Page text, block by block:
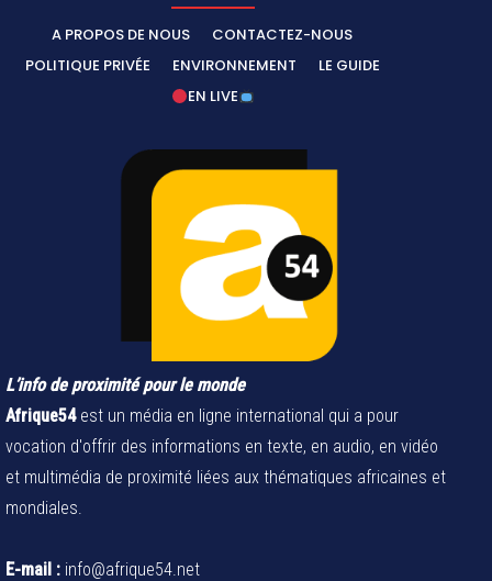
A PROPOS DE NOUS
CONTACTEZ-NOUS
POLITIQUE PRIVÉE
ENVIRONNEMENT
LE GUIDE
EN LIVE
L’info de proximité pour le monde
Afrique54est un média en ligne international qui a pour
vocation d'offrir des informations en texte, en audio, en vidéo
et multimédia de proximité liées aux thématiques africaines et
mondiales.
E-mail : info@afrique54.net